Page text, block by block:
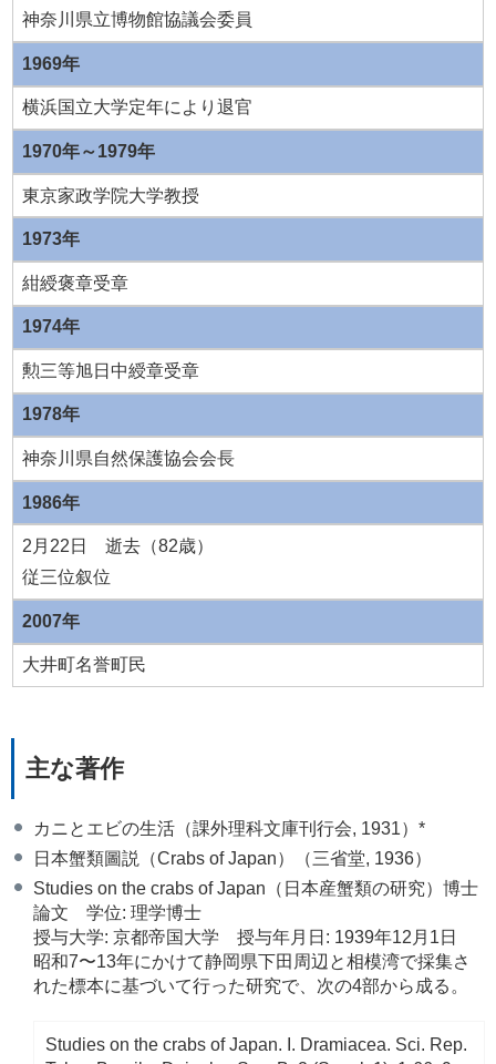
神奈川県立博物館協議会委員
1969年
横浜国立大学定年により退官
1970年～1979年
東京家政学院大学教授
1973年
紺綬褒章受章
1974年
勲三等旭日中綬章受章
1978年
神奈川県自然保護協会会長
1986年
2月22日 逝去（82歳）
従三位叙位
2007年
大井町名誉町民
主な著作
カニとエビの生活（課外理科文庫刊行会, 1931）*
日本蟹類圖説（Crabs of Japan）（三省堂, 1936）
Studies on the crabs of Japan（日本産蟹類の研究）博士
論文 学位: 理学博士
授与大学: 京都帝国大学 授与年月日: 1939年12月1日
昭和7〜13年にかけて静岡県下田周辺と相模湾で採集さ
れた標本に基づいて行った研究で、次の4部から成る。
Studies on the crabs of Japan. I. Dramiacea. Sci. Rep.